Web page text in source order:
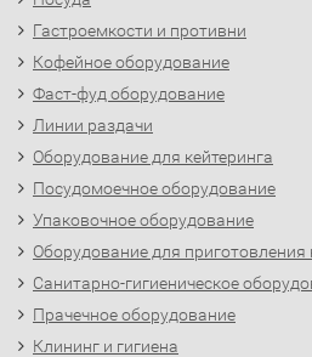
Гастроемкости и противни
Кофейное оборудование
Фаст-фуд оборудование
Линии раздачи
Оборудование для кейтеринга
Посудомоечное оборудование
Упаковочное оборудование
Оборудование для приготовления
Санитарно-гигиеническое
Прачечное оборудование
Клининг и гигиена